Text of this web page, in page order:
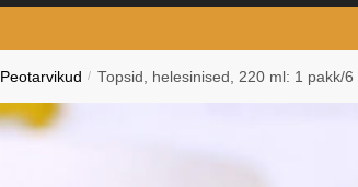
Peotarvikud / Topsid, helesinised, 220 ml: 1 pakk/6